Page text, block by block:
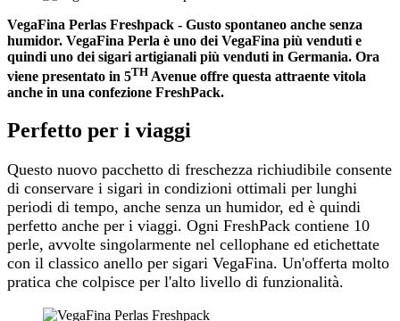
VegaFina Perlas Freshpack - Gusto spontaneo anche senza
humidor. VegaFina Perla è uno dei VegaFina più venduti e
quindi uno dei sigari artigianali più venduti in Germania. Ora
viene presentato in 5TH Avenue offre questa attraente vitola
anche in una confezione FreshPack.
Perfetto per i viaggi
Questo nuovo pacchetto di freschezza richiudibile consente
di conservare i sigari in condizioni ottimali per lunghi
periodi di tempo, anche senza un humidor, ed è quindi
perfetto anche per i viaggi. Ogni FreshPack contiene 10
perle, avvolte singolarmente nel cellophane ed etichettate
con il classico anello per sigari VegaFina. Un'offerta molto
pratica che colpisce per l'alto livello di funzionalità.